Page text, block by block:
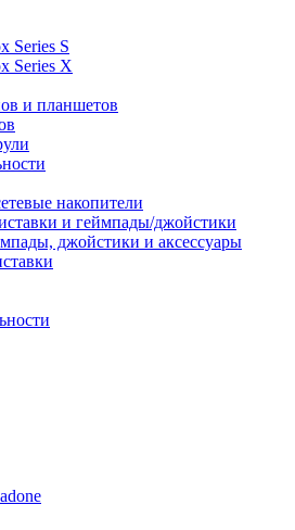
Series S
Series X
и планшетов
накопители
и геймпады/джойстики
джойстики и аксессуары